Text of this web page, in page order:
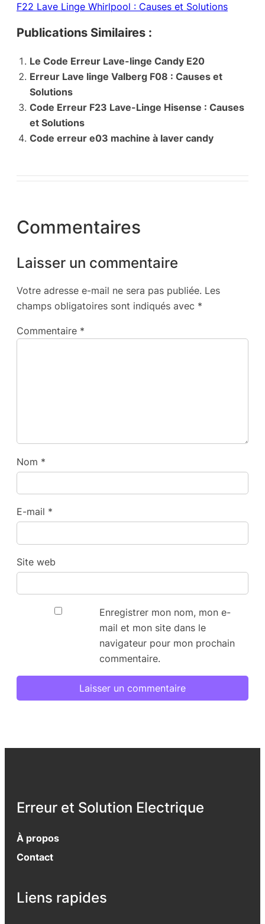
F22 Lave Linge Whirlpool : Causes et Solutions
Publications Similaires :
Le Code Erreur Lave-linge Candy E20
Erreur Lave linge Valberg F08 : Causes et
Solutions
Code Erreur F23 Lave-Linge Hisense : Causes
et Solutions
Code erreur e03 machine à laver candy
Commentaires
Laisser un commentaire
Votre adresse e-mail ne sera pas publiée. Les
champs obligatoires sont indiqués avec *
Commentaire *
Nom *
E-mail *
Site web
Enregistrer mon nom, mon e-
mail et mon site dans le
navigateur pour mon prochain
commentaire.
Erreur et Solution Electrique
À propos
Contact
Liens rapides